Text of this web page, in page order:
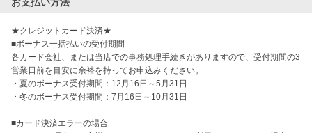
★クレジットカード決済★
■ボーナス一括払いの受付期間
各カード会社、または当店での事務処理手続きがありますので、受付期間の3
営業日前を目安に余裕を持ってお申込みください。
・夏のボーナス受付期間：12月16日～5月31日
・冬のボーナス受付期間：7月16日～10月31日
■カード決済エラーの場合